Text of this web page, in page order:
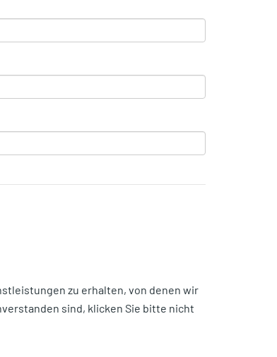
zu erhalten, von denen wir
sind, klicken Sie bitte nicht